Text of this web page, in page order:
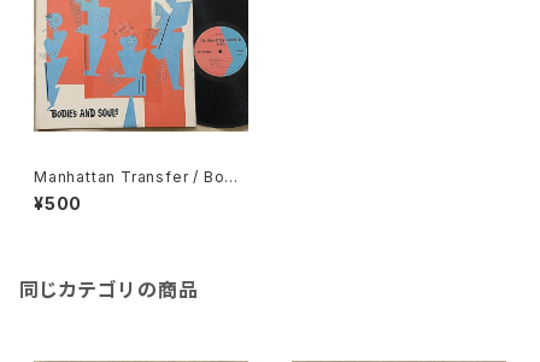
Manhattan Transfer / Bodi
es And Souls
¥500
同じカテゴリの商品